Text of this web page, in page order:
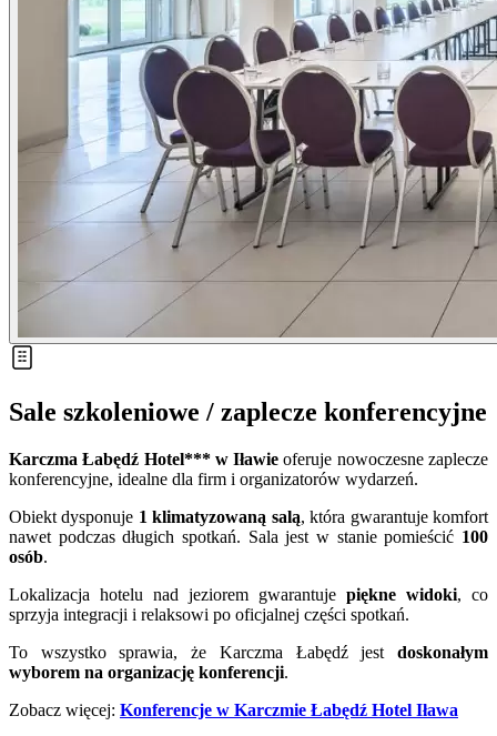
Sale szkoleniowe / zaplecze konferencyjne
Karczma Łabędź Hotel*** w Iławie oferuje nowoczesne zaplecze
konferencyjne, idealne dla firm i organizatorów wydarzeń.
Obiekt dysponuje 1klimatyzowaną salą, która gwarantuje komfort
nawet podczas długich spotkań. Sala jest w stanie pomieścić 100
osób.
Lokalizacja hotelu nad jeziorem gwarantuje piękne widoki, co
sprzyja integracji i relaksowi po oficjalnej części spotkań.
To wszystko sprawia, że Karczma Łabędź jest doskonałym
wyborem na organizację konferencji.
Zobacz więcej: Konferencje w Karczmie Łabędź Hotel Iława